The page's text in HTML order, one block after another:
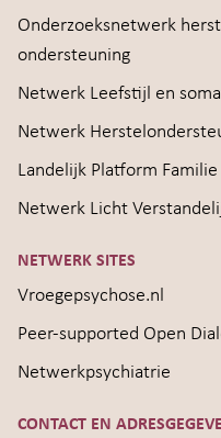
Onderzoeksnetwerk
ondersteuning
Netwerk Leefstijl en
Netwerk
Landelijk Platform
Netwerk Licht
NETWERK SITES
Vroegepsychose.nl
Peer-supported Open
Netwerkpsychiatrie
CONTACT EN